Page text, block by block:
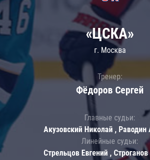
«ЦСКА»
г. Москва
Тренер:
Фёдоров Сергей
Главные судьи:
Акузовский Николай , Раводин
Линейные судьи:
Стрельцов Евгений ,